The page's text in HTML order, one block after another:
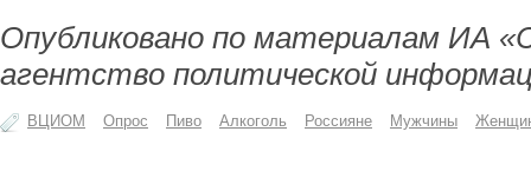
Опубликовано по материалам ИА
агентство политической
ВЦИОМ Опрос Пиво Алкоголь Россияне Мужчины